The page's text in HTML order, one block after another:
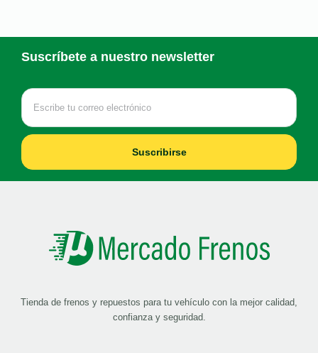
Suscríbete a nuestro newsletter
Suscribirse
Tienda de frenos y repuestos para tu vehículo con la mejor calidad,
confianza y seguridad.